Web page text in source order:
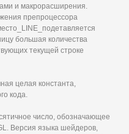
и макрорасширения.
препроцессора
большая количества
текущей строке
целая константа,
кода.
число, обозначающее
Версия языка шейдеров,